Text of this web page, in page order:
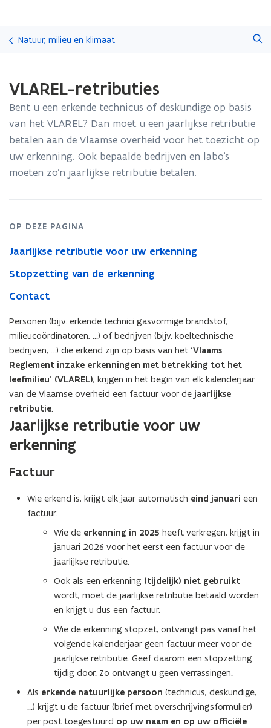
gaan
Natuur, milieu en klimaat
met
laden.
bevindt
zich
op:
VLAREL-
retributies
VLAREL-retributies
Bent u een erkende technicus of deskundige op basis
van het VLAREL? Dan moet u een jaarlijkse retributie
betalen aan de Vlaamse overheid voor het toezicht op
uw erkenning. Ook bepaalde bedrijven en labo's
moeten zo'n jaarlijkse retributie betalen.
OP DEZE PAGINA
Jaarlijkse retributie voor uw erkenning
Stopzetting van de erkenning
Contact
Personen (bijv. erkende technici gasvormige brandstof,
milieucoördinatoren, ...) of bedrijven (bijv. koeltechnische
bedrijven, ...) die erkend zijn op basis van het ‘Vlaams
Reglement inzake erkenningen met betrekking tot het
leefmilieu’ (VLAREL), krijgen in het begin van elk kalenderjaar
van de Vlaamse overheid een factuur voor de jaarlijkse
retributie.
Jaarlijkse retributie voor uw
erkenning
Factuur
Wie erkend is, krijgt elk jaar automatisch eind januari een
factuur.
Wie de erkenning in 2025 heeft verkregen, krijgt in
januari 2026 voor het eerst een factuur voor de
jaarlijkse retributie.
Ook als een erkenning (tijdelijk) niet gebruikt
wordt, moet de jaarlijkse retributie betaald worden
en krijgt u dus een factuur.
Wie de erkenning stopzet, ontvangt pas vanaf het
volgende kalenderjaar geen factuur meer voor de
jaarlijkse retributie. Geef daarom een stopzetting
tijdig door. Zo ontvangt u geen verrassingen.
Als erkende natuurlijke persoon (technicus, deskundige,
…) krijgt u de factuur (brief met overschrijvingsformulier)
per post toegestuurd op uw naam en op uw officiële